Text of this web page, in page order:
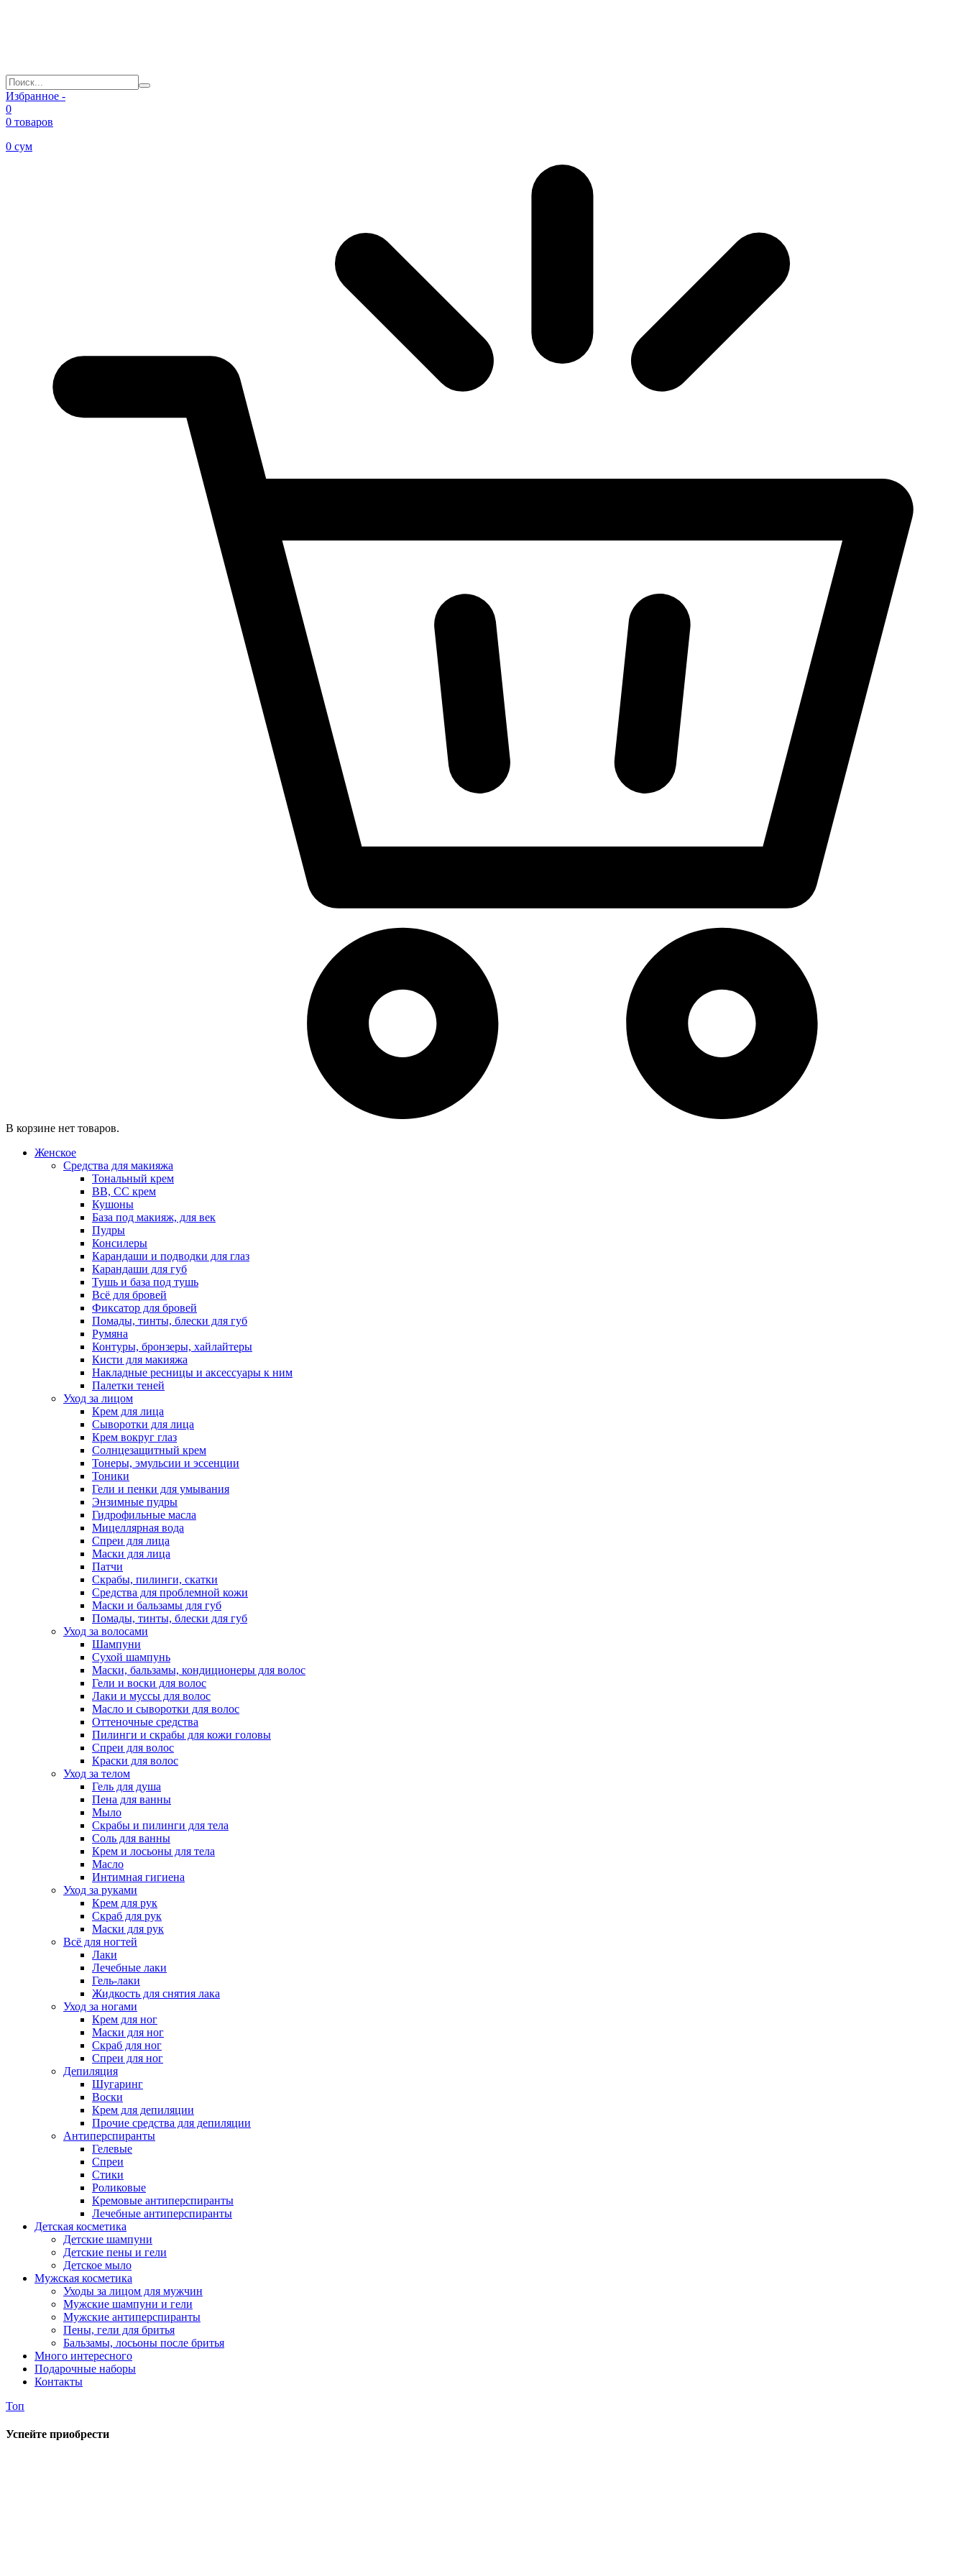
Избранное -
0
0 товаров
0 сум
В корзине нет товаров.
Женское
Средства для макияжа
Тональный крем
BB, CC крем
Кушоны
База под макияж, для век
Пудры
Консилеры
Карандаши и подводки для глаз
Карандаши для губ
Тушь и база под тушь
Всё для бровей
Фиксатор для бровей
Помады, тинты, блески для губ
Румяна
Контуры, бронзеры, хайлайтеры
Кисти для макияжа
Накладные ресницы и аксессуары к ним
Палетки теней
Уход за лицом
Крем для лица
Сыворотки для лица
Крем вокруг глаз
Солнцезащитный крем
Тонеры, эмульсии и эссенции
Тоники
Гели и пенки для умывания
Энзимные пудры
Гидрофильные масла
Мицеллярная вода
Спреи для лица
Маски для лица
Патчи
Скрабы, пилинги, скатки
Средства для проблемной кожи
Маски и бальзамы для губ
Помады, тинты, блески для губ
Уход за волосами
Шампуни
Сухой шампунь
Маски, бальзамы, кондиционеры для волос
Гели и воски для волос
Лаки и муссы для волос
Масло и сыворотки для волос
Оттеночные средства
Пилинги и скрабы для кожи головы
Спреи для волос
Краски для волос
Уход за телом
Гель для душа
Пена для ванны
Мыло
Скрабы и пилинги для тела
Соль для ванны
Крем и лосьоны для тела
Масло
Интимная гигиена
Уход за руками
Крем для рук
Скраб для рук
Маски для рук
Всё для ногтей
Лаки
Лечебные лаки
Гель-лаки
Жидкость для снятия лака
Уход за ногами
Крем для ног
Маски для ног
Скраб для ног
Спреи для ног
Депиляция
Шугаринг
Воски
Крем для депиляции
Прочие средства для депиляции
Антиперспиранты
Гелевые
Спреи
Стики
Роликовые
Кремовые антиперспиранты
Лечебные антиперспиранты
Детская косметика
Детские шампуни
Детские пены и гели
Детское мыло
Мужская косметика
Уходы за лицом для мужчин
Мужские шампуни и гели
Мужские антиперспиранты
Пены, гели для бритья
Бальзамы, лосьоны после бритья
Много интересного
Подарочные наборы
Контакты
Топ
Успейте приобрести